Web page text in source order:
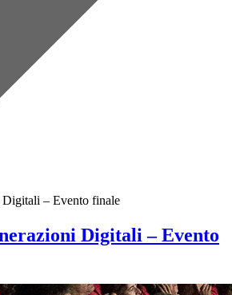
– Evento finale
Digitali – Evento